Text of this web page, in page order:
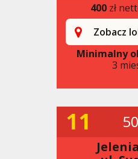
400zł
Zobacz
Minimalny
3
11